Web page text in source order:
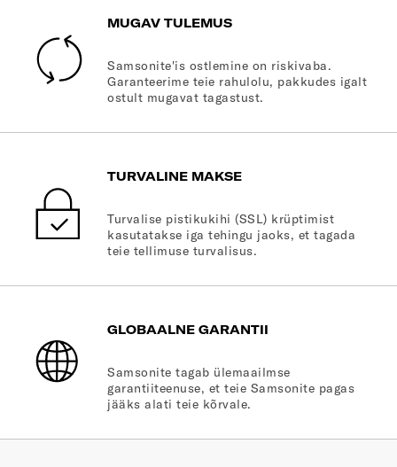
MUGAV TULEMUS
Samsonite'is ostlemine on riskivaba.
Garanteerime teie rahulolu, pakkudes igalt
ostult mugavat tagastust.
TURVALINE MAKSE
Turvalise pistikukihi (SSL) krüptimist
kasutatakse iga tehingu jaoks, et tagada
teie tellimuse turvalisus.
GLOBAALNE GARANTII
Samsonite tagab ülemaailmse
garantiiteenuse, et teie Samsonite pagas
jääks alati teie kõrvale.